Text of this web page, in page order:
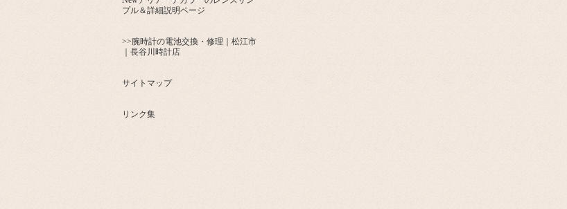
プル＆詳細説明ページ
>>腕時計の電池交換・修理｜松江市
｜長谷川時計店
サイトマップ
リンク集